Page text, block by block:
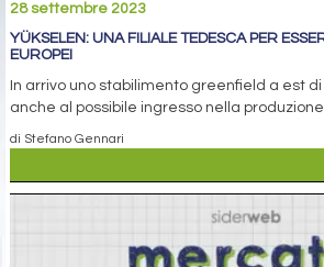
28 settembre 2023
YÜKSELEN: UNA FILIALE TEDESCA PER
EUROPEI
In arrivo uno stabilimento greenfield a est
anche al possibile ingresso nella produzione
di Stefano Gennari